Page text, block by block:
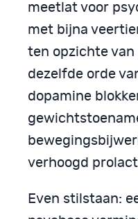
meetlat voor
met bijna
ten opzichte van
dezelfde orde
dopamine
verhoogd
Even stilstaan: